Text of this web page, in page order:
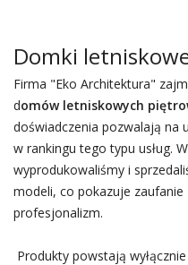
Domki
Firma "Eko Architektura"
domów letniskowych
doświadczenia pozwalają na
w rankingu tego typu usług.
wyprodukowaliśmy i
modeli, co pokazuje
profesjonalizm.
Produkty powstają